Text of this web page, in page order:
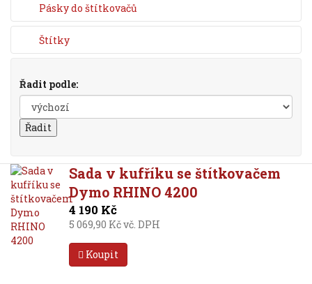
Pásky do štítkovačů
Štítky
Řadit podle:
Sada v kufříku se štítkovačem
Dymo RHINO 4200
4 190 Kč
5 069,90 Kč vč. DPH
Koupit